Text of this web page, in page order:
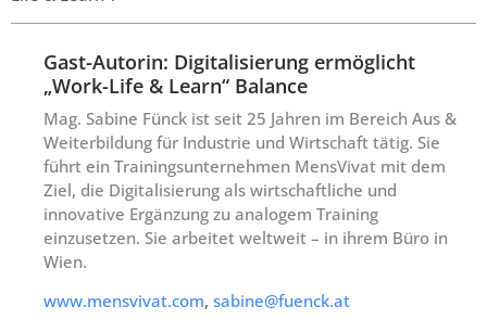
Gast-Autorin: Digitalisierung ermöglicht
„Work-Life & Learn“ Balance
Mag. Sabine Fünck ist seit 25 Jahren im Bereich Aus &
Weiterbildung für Industrie und Wirtschaft tätig. Sie
führt ein Trainingsunternehmen MensVivat mit dem
Ziel, die Digitalisierung als wirtschaftliche und
innovative Ergänzung zu analogem Training
einzusetzen. Sie arbeitet weltweit – in ihrem Büro in
Wien.
www.mensvivat.com, sabine@fuenck.at